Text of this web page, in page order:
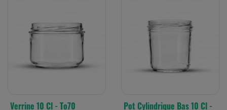
Verrine 10 Cl - To70
Pot Cylindrique Bas 10 Cl -